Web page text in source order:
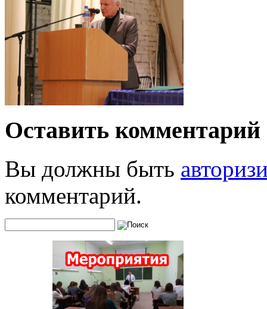
Оставить комментарий
Вы должны быть
комментарий.